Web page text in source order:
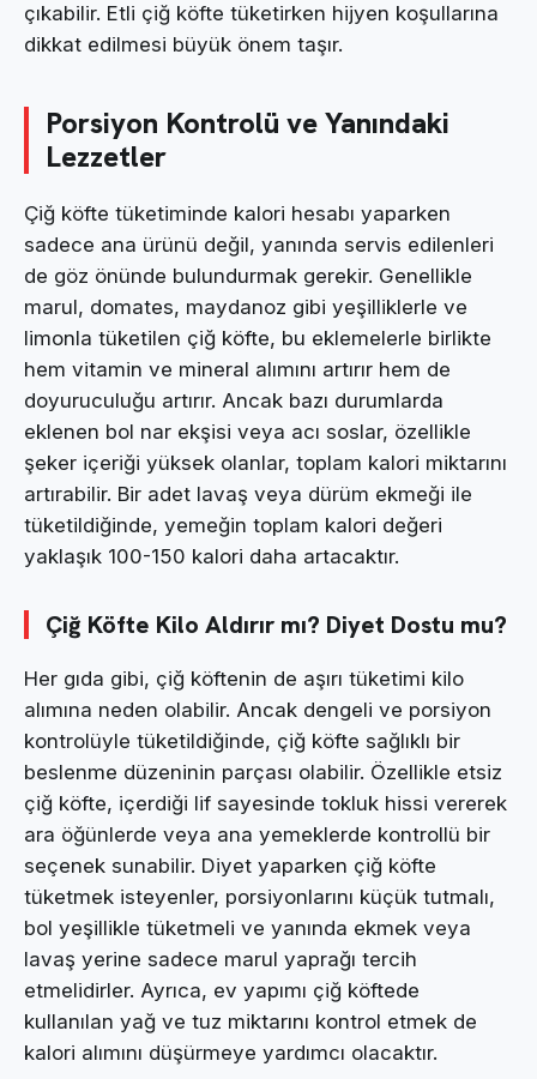
çıkabilir. Etli çiğ köfte tüketirken hijyen koşullarına
dikkat edilmesi büyük önem taşır.
Porsiyon Kontrolü ve Yanındaki
Lezzetler
Çiğ köfte tüketiminde kalori hesabı yaparken
sadece ana ürünü değil, yanında servis edilenleri
de göz önünde bulundurmak gerekir. Genellikle
marul, domates, maydanoz gibi yeşilliklerle ve
limonla tüketilen çiğ köfte, bu eklemelerle birlikte
hem vitamin ve mineral alımını artırır hem de
doyuruculuğu artırır. Ancak bazı durumlarda
eklenen bol nar ekşisi veya acı soslar, özellikle
şeker içeriği yüksek olanlar, toplam kalori miktarını
artırabilir. Bir adet lavaş veya dürüm ekmeği ile
tüketildiğinde, yemeğin toplam kalori değeri
yaklaşık 100-150 kalori daha artacaktır.
Çiğ Köfte Kilo Aldırır mı? Diyet Dostu mu?
Her gıda gibi, çiğ köftenin de aşırı tüketimi kilo
alımına neden olabilir. Ancak dengeli ve porsiyon
kontrolüyle tüketildiğinde, çiğ köfte sağlıklı bir
beslenme düzeninin parçası olabilir. Özellikle etsiz
çiğ köfte, içerdiği lif sayesinde tokluk hissi vererek
ara öğünlerde veya ana yemeklerde kontrollü bir
seçenek sunabilir. Diyet yaparken çiğ köfte
tüketmek isteyenler, porsiyonlarını küçük tutmalı,
bol yeşillikle tüketmeli ve yanında ekmek veya
lavaş yerine sadece marul yaprağı tercih
etmelidirler. Ayrıca, ev yapımı çiğ köftede
kullanılan yağ ve tuz miktarını kontrol etmek de
kalori alımını düşürmeye yardımcı olacaktır.